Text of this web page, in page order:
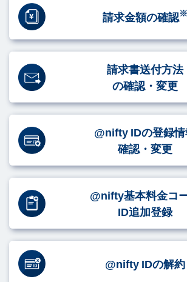
請求金額の確認※
請求書送付方法
の確認・変更
@nifty IDの登録
確認・変更
@nifty基本料金コ
ID追加登録
@nifty IDの解約